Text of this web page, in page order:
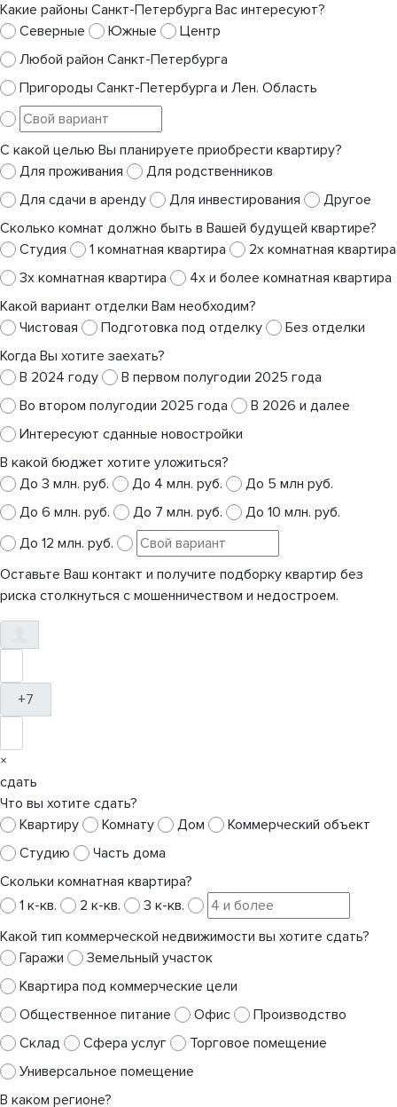
Какие районы Санкт-Петербурга Вас интересуют?
Северные
Южные
Центр
Любой район Санкт-Петербурга
Пригороды Санкт-Петербурга и Лен. Область
С какой целью Вы планируете приобрести квартиру?
Для проживания
Для родственников
Для сдачи в аренду
Для инвестирования
Другое
Сколько комнат должно быть в Вашей будущей квартире?
Студия
1 комнатная квартира
2х комнатная квартира
3х комнатная квартира
4х и более комнатная квартира
Какой вариант отделки Вам необходим?
Чистовая
Подготовка под отделку
Без отделки
Когда Вы хотите заехать?
В 2024 году
В первом полугодии 2025 года
Во втором полугодии 2025 года
В 2026 и далее
Интересуют сданные новостройки
В какой бюджет хотите уложиться?
До 3 млн. руб.
До 4 млн. руб.
До 5 млн руб.
До 6 млн. руб.
До 7 млн. руб.
До 10 млн. руб.
До 12 млн. руб.
Оставьте Ваш контакт и получите подборку квартир без
риска столкнуться с мошенничеством и недостроем.
+7
×
сдать
Что вы хотите сдать?
Квартиру
Комнату Дом
Коммерческий объект
Студию
Часть дома
Скольки комнатная квартира?
1 к-кв.
2 к-кв.
3 к-кв.
Какой тип коммерческой недвижимости вы хотите сдать?
Гаражи
Земельный участок
Квартира под коммерческие цели
Общественное питание
Офис
Производство
Склад
Сфера услуг
Торговое помещение
Универсальное помещение
В каком регионе?